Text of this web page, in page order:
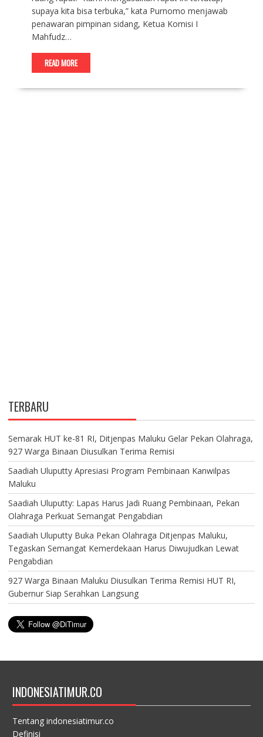
supaya kita bisa terbuka,” kata Purnomo menjawab
penawaran pimpinan sidang, Ketua Komisi I
Mahfudz…
READ MORE
TERBARU
Semarak HUT ke-81 RI, Ditjenpas Maluku Gelar Pekan Olahraga,
927 Warga Binaan Diusulkan Terima Remisi
Saadiah Uluputty Apresiasi Program Pembinaan Kanwilpas
Maluku
Saadiah Uluputty: Lapas Harus Jadi Ruang Pembinaan, Pekan
Olahraga Perkuat Semangat Pengabdian
Saadiah Uluputty Buka Pekan Olahraga Ditjenpas Maluku,
Tegaskan Semangat Kemerdekaan Harus Diwujudkan Lewat
Pengabdian
927 Warga Binaan Maluku Diusulkan Terima Remisi HUT RI,
Gubernur Siap Serahkan Langsung
INDONESIATIMUR.CO
Tentang indonesiatimur.co
Definisi